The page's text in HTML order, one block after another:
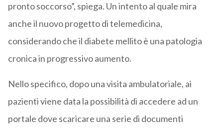
pronto soccorso”, spiega. Un intento al quale mira
anche il nuovo progetto di telemedicina,
considerando che il diabete mellito è una patologia
cronica in progressivo aumento.
Nello specifico, dopo una visita ambulatoriale, ai
pazienti viene data la possibilità di accedere ad un
portale dove scaricare una serie di documenti